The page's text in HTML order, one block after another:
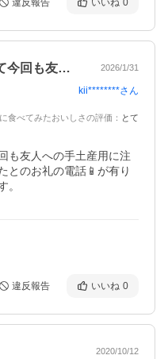
違反報告 いいね 0
リピート買いしておりまして今回も友人へ… 2026/1/31
kii********さん
食べてみたおいしさの評価 ： とて
も友人への手土産用に注
とのお礼の電話📱が有り
。
違反報告 いいね 0
2020/10/12